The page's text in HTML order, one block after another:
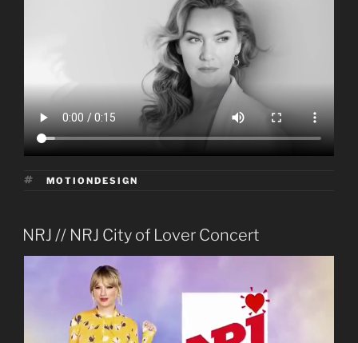
ÉTIQUETTES
MOTIONDESIGN
PUBLIÉ
LE
NRJ // NRJ City of Lover Concert